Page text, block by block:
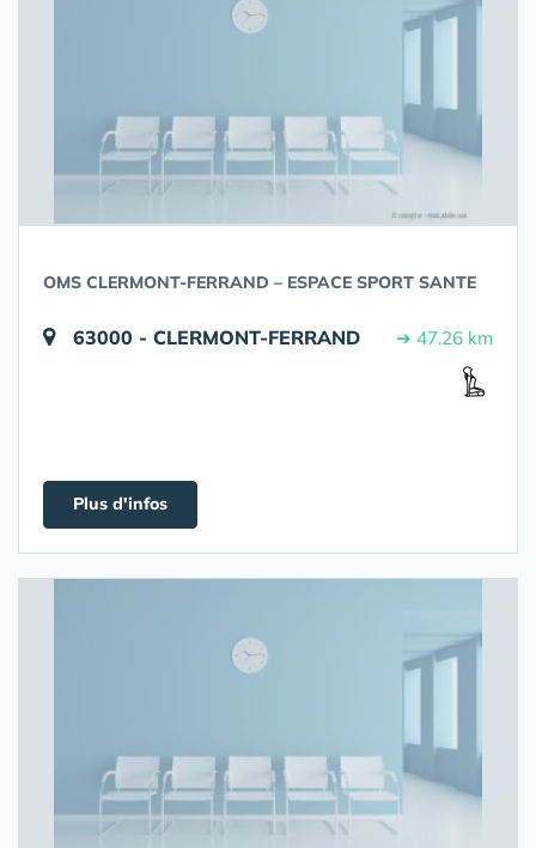
OMS CLERMONT-FERRAND – ESPACE SPORT SANTE
63000 - CLERMONT-FERRAND ➔ 47.26 km
Plus d'infos